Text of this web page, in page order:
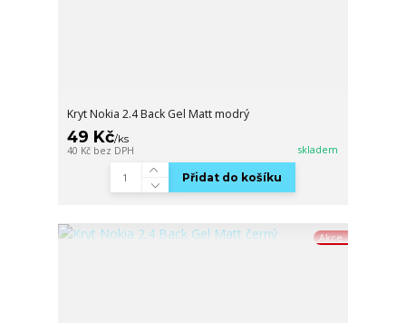
Kryt Nokia 2.4 Back Gel Matt modrý
49 Kč/ks
40 Kč bez DPH skladem
Přidat do košíku
Akce